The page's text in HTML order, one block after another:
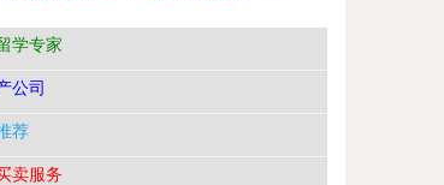
学专家
公司
荐
卖服务